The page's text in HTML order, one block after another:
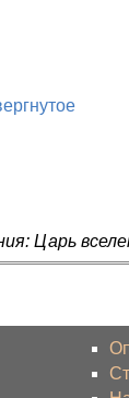
Царь